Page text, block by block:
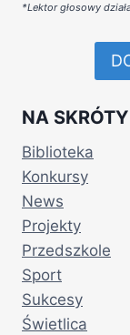
*Lektor głosowy
NA SKRÓTY
Biblioteka
Konkursy
News
Projekty
Przedszkole
Sport
Sukcesy
Świetlica